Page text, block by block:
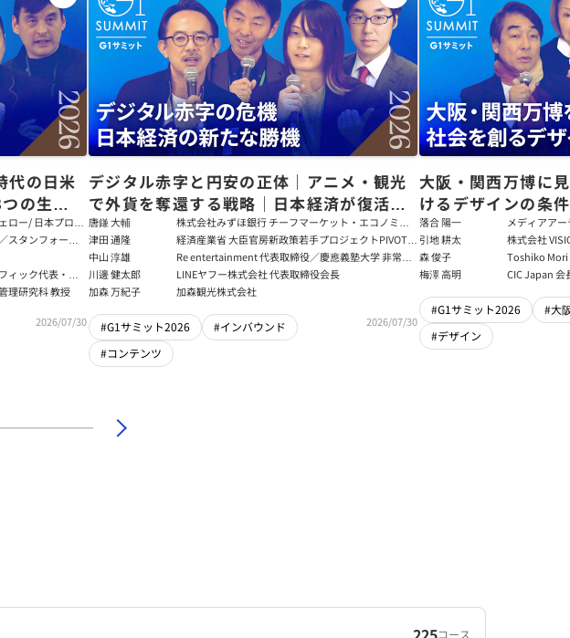
代の日米
の生存
×筒井清
ー/ 日本プログ
スタンフォード
東京財団 名誉
ィック代表・日
理研究科 教授
2026/07/30
デジタル赤字と円安の正体｜アニメ・観光
で外貨を奪還する戦略｜日本経済が復活す
る真の条件
唐鎌 大輔
株式会社みずほ銀行 チーフマーケット・エコノミス
ト
津田 通隆
経済産業省 大臣官房新政策若手プロジェクトPIVOT
デジタル経済プロジェクトリーダー／独立行政法人情
報処理推進機構 デジタルアーキテクチャ・デザイン
センター 情報分析官／Open Data Spaces 最高設計責
任者
中山 淳雄
Re entertainment 代表取締役／慶應義塾大学 非常勤
講師／Plott 社外取締役
川邊 健太郎
LINEヤフー株式会社 代表取締役会長
加森 万紀子
加森観光株式会社
#G1サミット2026
#インバウンド
#コンテンツ
2026/07/30
大阪・関西万博に
けるデザインの条
インは失敗するの
する新モデルとは
落合 陽一
メディアア
ー開発研究
領域創成科
ジーズ株式
引地 耕太
株式会社
森 俊子
Toshiko Mori
ド大学院 創
of
梅澤 高明 CIC Japan
#G1サミット2026
#大
#デザイン
コース